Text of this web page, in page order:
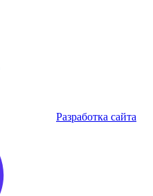
Разработка сайта